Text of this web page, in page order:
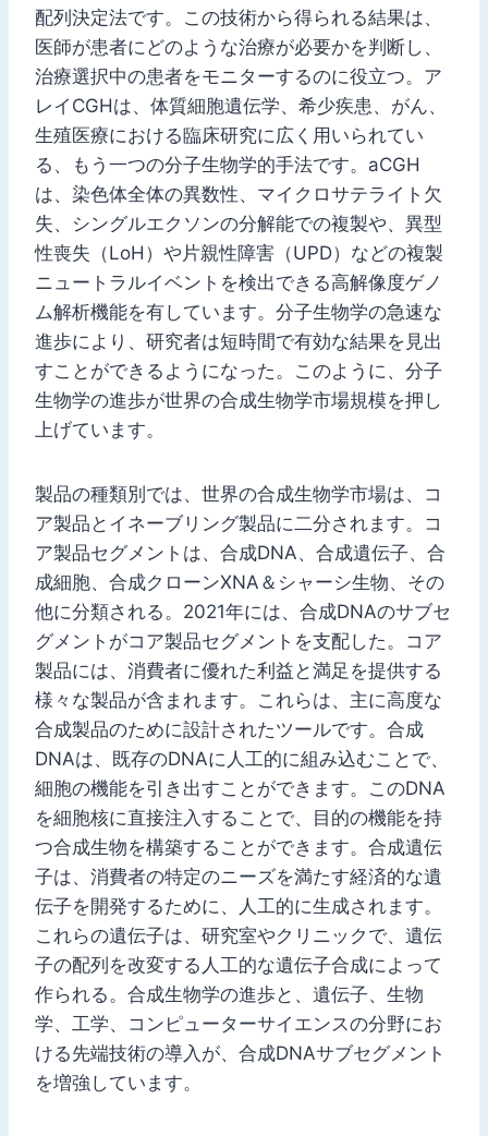
配列決定法です。この技術から得られる結果は、
医師が患者にどのような治療が必要かを判断し、
治療選択中の患者をモニターするのに役立つ。ア
レイCGHは、体質細胞遺伝学、希少疾患、がん、
生殖医療における臨床研究に広く用いられてい
る、もう一つの分子生物学的手法です。aCGH
は、染色体全体の異数性、マイクロサテライト欠
失、シングルエクソンの分解能での複製や、異型
性喪失（LoH）や片親性障害（UPD）などの複製
ニュートラルイベントを検出できる高解像度ゲノ
ム解析機能を有しています。分子生物学の急速な
進歩により、研究者は短時間で有効な結果を見出
すことができるようになった。このように、分子
生物学の進歩が世界の合成生物学市場規模を押し
上げています。
製品の種類別では、世界の合成生物学市場は、コ
ア製品とイネーブリング製品に二分されます。コ
ア製品セグメントは、合成DNA、合成遺伝子、合
成細胞、合成クローンXNA＆シャーシ生物、その
他に分類される。2021年には、合成DNAのサブセ
グメントがコア製品セグメントを支配した。コア
製品には、消費者に優れた利益と満足を提供する
様々な製品が含まれます。これらは、主に高度な
合成製品のために設計されたツールです。合成
DNAは、既存のDNAに人工的に組み込むことで、
細胞の機能を引き出すことができます。このDNA
を細胞核に直接注入することで、目的の機能を持
つ合成生物を構築することができます。合成遺伝
子は、消費者の特定のニーズを満たす経済的な遺
伝子を開発するために、人工的に生成されます。
これらの遺伝子は、研究室やクリニックで、遺伝
子の配列を改変する人工的な遺伝子合成によって
作られる。合成生物学の進歩と、遺伝子、生物
学、工学、コンピューターサイエンスの分野にお
ける先端技術の導入が、合成DNAサブセグメント
を増強しています。